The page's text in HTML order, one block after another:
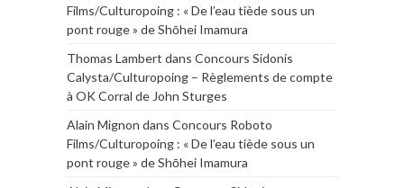
Films/Culturopoing : « De l’eau tiède sous un
pont rouge » de Shōhei Imamura
Thomas Lambert dans Concours Sidonis
Calysta/Culturopoing – Règlements de compte
à OK Corral de John Sturges
Alain Mignon dans Concours Roboto
Films/Culturopoing : « De l’eau tiède sous un
pont rouge » de Shōhei Imamura